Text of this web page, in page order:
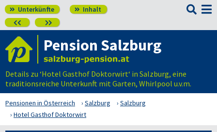
 Unterkünfte  Inhalt
 

Pension Salzburg
Details zu ‘Hotel Gasthof Doktorwirt‘ in Salzburg, eine
traditionsreiche Unterkunft mit Garten, Whirlpool u.v.m.
Pensionen in Österreich Salzburg
Salzburg
Hotel Gasthof Doktorwirt